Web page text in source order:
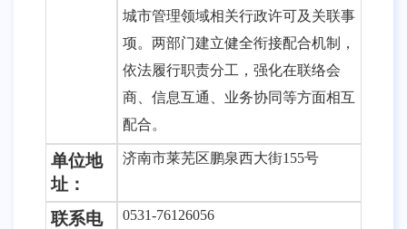
城市管理领域相关行政许可及关联事
项。两部门建立健全衔接配合机制，
依法履行职责分工，强化在联络会
商、信息互通、业务协同等方面相互
配合。
单位地
址：
济南市莱芜区鹏泉西大街155号
联系电
0531-76126056